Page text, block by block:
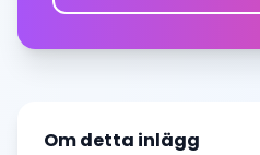
Om detta inlägg